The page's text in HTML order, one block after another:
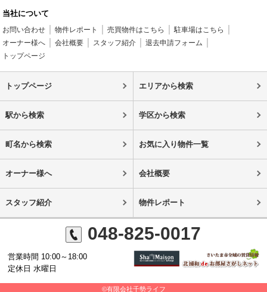
当社について
お問い合わせ 物件レポート 売買物件はこちら
駐車場はこちら
オーナー様へ
会社概要 スタッフ紹介
退去申請フォーム
トップページ
トップページ エリアから検索
駅から検索 学区から検索
町名から検索 お気に入り物件一覧
オーナー様へ 会社概要
スタッフ紹介 物件レポート
048-825-0017
営業時間 10:00～18:00
定休日 水曜日
©有限会社千勢ライフ